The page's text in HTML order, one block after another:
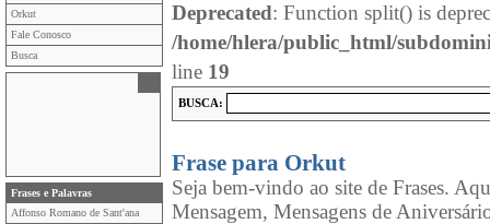
Orkut
Fale Conosco
Busca
Frases e Palavras
Affonso Romano de Sant'ana
Deprecated: Function split() is
/home/hlera/public_html/
line 19
BUSCA:
Frase para Orkut
Seja bem-vindo ao site de Frases.
Mensagem, Mensagens de